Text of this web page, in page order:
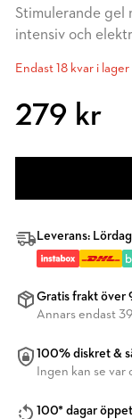
Stimulerande gel
intensiv och
Endast 18 kvar i lager
279 kr
Leverans:
Gratis frakt över
Annars endast
100% diskret &
Ingen kan se var
100* dagar